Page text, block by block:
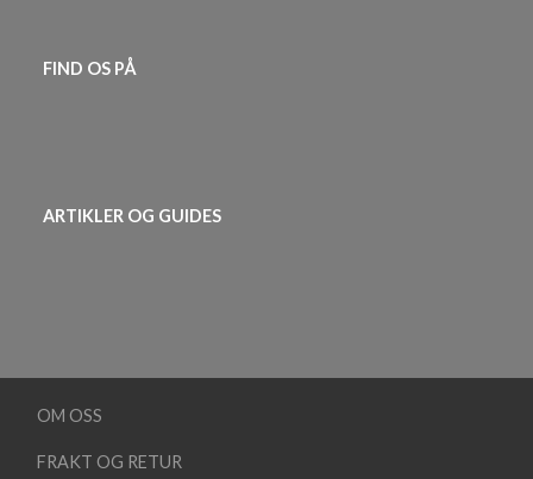
FIND OS PÅ
ARTIKLER OG GUIDES
OM OSS
FRAKT OG RETUR